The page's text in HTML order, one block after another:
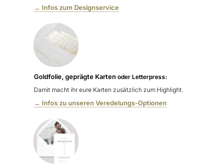
→ Infos zum Designservice
Goldfolie, geprägte Karten oder Letterpress:
Damit macht ihr eure Karten zusätzlich zum Highlight.
→ Infos zu unseren Veredelungs-Optionen